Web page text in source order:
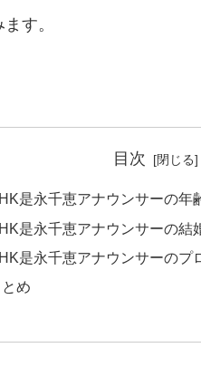
す。
目次
是永千恵アナウンサーの年
是永千恵アナウンサーの結
是永千恵アナウンサーのプ
とめ